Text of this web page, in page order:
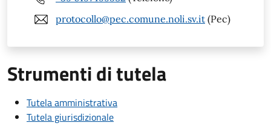
protocollo@pec.comune.noli.sv.it (Pec)
Strumenti di tutela
Tutela amministrativa
Tutela giurisdizionale